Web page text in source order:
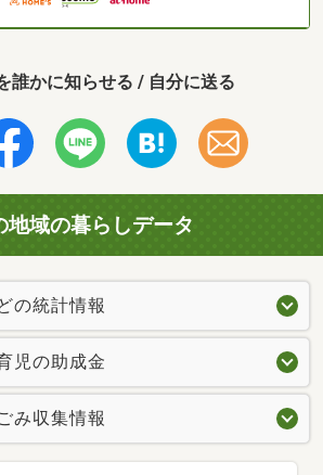
誰かに知らせる / 自分に送る
地域の暮らしデータ
の統計情報
児の助成金
み収集情報